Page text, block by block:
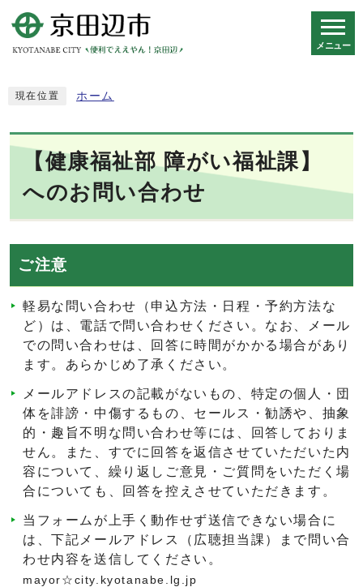
メニュー
現在位置 ホーム
【健康福祉部 障がい福祉課】
へのお問い合わせ
ご注意
軽易な問い合わせ（申込方法・日程・予約方法な
ど）は、電話で問い合わせください。なお、メール
での問い合わせは、回答に時間がかかる場合があり
ます。あらかじめ了承ください。
メールアドレスの記載がないもの、特定の個人・団
体を誹謗・中傷するもの、セールス・勧誘や、抽象
的・趣旨不明な問い合わせ等には、回答しておりま
せん。また、すでに回答を返信させていただいた内
容について、繰り返しご意見・ご質問をいただく場
合についても、回答を控えさせていただきます。
当フォームが上手く動作せず送信できない場合に
は、下記メールアドレス（広聴担当課）まで問い合
わせ内容を送信してください。
mayor☆city.kyotanabe.lg.jp